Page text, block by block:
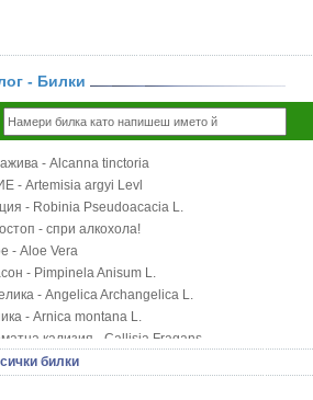
- Билки
- Alcanna tinctoria
- Artemisia argyi Levl
- Robinia Pseudoacacia L.
- спри алкохола!
- Aloe Vera
- Pimpinela Anisum L.
- Angelica Archangelica L.
- Arnica montana L.
кализия - Callisia Fragans
- Sorbus melanocorpa
билки